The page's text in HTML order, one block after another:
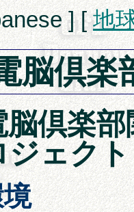
] [地
脳倶
倶楽
ジェクト